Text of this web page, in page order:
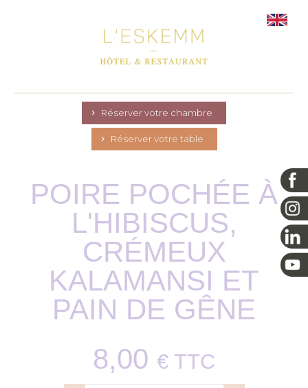
Réserver votre chambre
Réserver votre table
POIRE POCHÉE À
L'HIBISCUS,
CRÉMEUX
KALAMANSI ET
PAIN DE GÊNE
8,00 € TTC